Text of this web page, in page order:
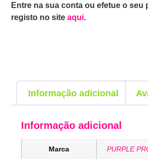
Entre na sua conta ou efetue o seu
registo no siteaqui.
Informação adicional
Informação adicional
Marca PURPLE